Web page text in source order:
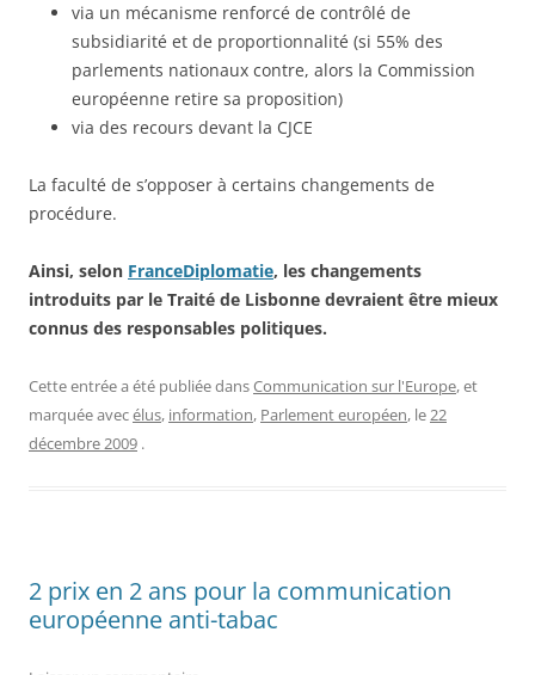
via un mécanisme renforcé de contrôlé de
subsidiarité et de proportionnalité (si 55% des
parlements nationaux contre, alors la Commission
européenne retire sa proposition)
via des recours devant la CJCE
La faculté de s’opposer à certains changements de
procédure.
Ainsi, selon FranceDiplomatie, les changements
introduits par le Traité de Lisbonne devraient être mieux
connus des responsables politiques.
Cette entrée a été publiée dansCommunication sur l'Europe, et
marquée avecélus, information, Parlement européen, le22
décembre 2009 .
2 prix en 2 ans pour la communication
européenne anti-tabac